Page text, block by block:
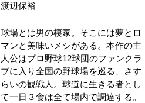
渡辺保裕
球場とは男の棲家。そこには夢とロ
マンと美味いメシがある。本作の主
人公はプロ野球12球団のファンクラ
ブに入り全国の野球場を巡る、さす
らいの観戦人。球道に生きる者とし
て一日３食は全て場内で調達する。